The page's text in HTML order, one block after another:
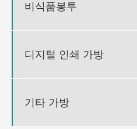
비식품봉투
디지털 인쇄 가방
기타 가방